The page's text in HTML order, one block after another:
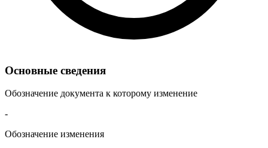
Основные сведения
Обозначение документа к которому изменение
-
Обозначение изменения